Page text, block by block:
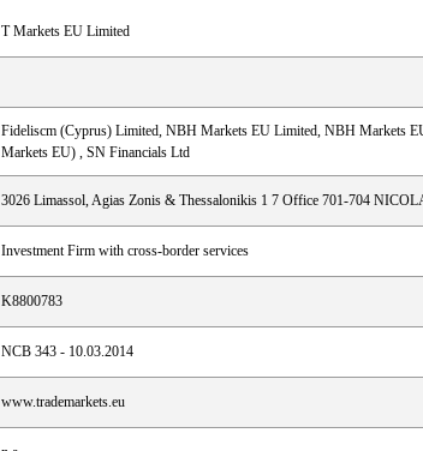
T Markets EU Limited
Fideliscm (Cyprus) Limited, NBH Markets EU Limited, NBH Markets
Markets EU) , SN Financials Ltd
3026 Limassol, Agias Zonis & Thessalonikis 1 7 Office 701-704
Investment Firm with cross-border services
K8800783
NCB 343 - 10.03.2014
www.trademarkets.eu